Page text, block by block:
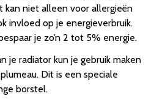
niet alleen voor allergieën
invloed op je energieverbruik.
je zo’n 2 tot 5% energie.
je radiator kun je gebruik maken
Dit is een speciale
borstel.